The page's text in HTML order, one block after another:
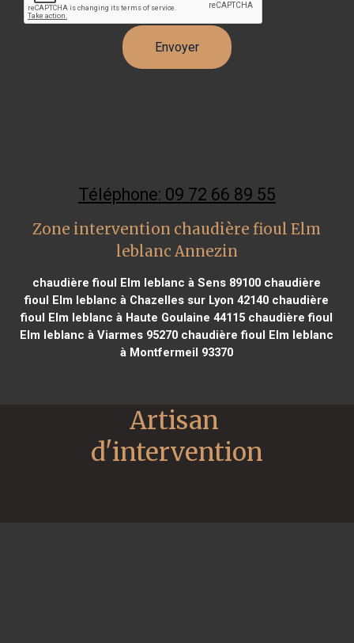
Téléphone: 09 72 66 89 55
Zone intervention chaudière fioul Elm
leblanc Annezin
chaudière fioul Elm leblanc à Sens 89100 chaudière
fioul Elm leblanc à Chazelles sur Lyon 42140 chaudière
fioul Elm leblanc à Haute Goulaine 44115 chaudière fioul
Elm leblanc à Viarmes 95270 chaudière fioul Elm leblanc
à Montfermeil 93370
Artisan
d'intervention